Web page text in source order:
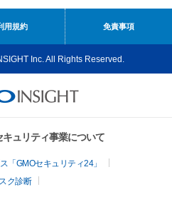
用規約 免責事項
Inc. All Rights Reserved.
ュリティ事業について
「GMOセキュリティ24」
ク診断